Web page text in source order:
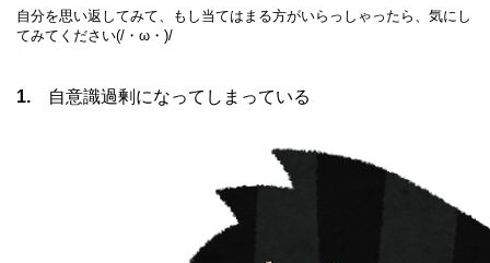
自分を思い返してみて、もし当てはまる方がいらっしゃったら、気にし
てみてください(/・ω・)/
1. 自意識過剰になってしまっている